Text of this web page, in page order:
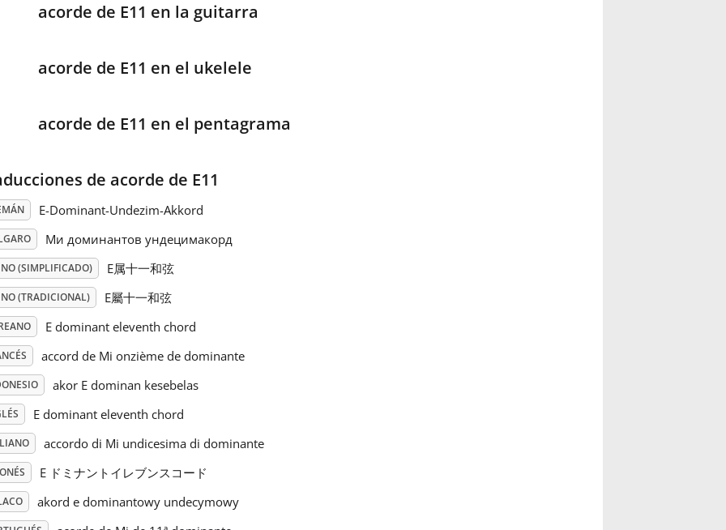
acorde de E11 en la guitarra
acorde de E11 en el ukelele
acorde de E11 en el pentagrama
de acorde de E11
E-Dominant-Undezim-Akkord
Ми доминантов ундецимакорд
(SIMPLIFICADO) E属十一和弦
(TRADICIONAL) E屬十一和弦
E dominant eleventh chord
accord de Mi onzième de dominante
akor E dominan kesebelas
E dominant eleventh chord
accordo di Mi undicesima di dominante
E ドミナントイレブンスコード
akord e dominantowy undecymowy